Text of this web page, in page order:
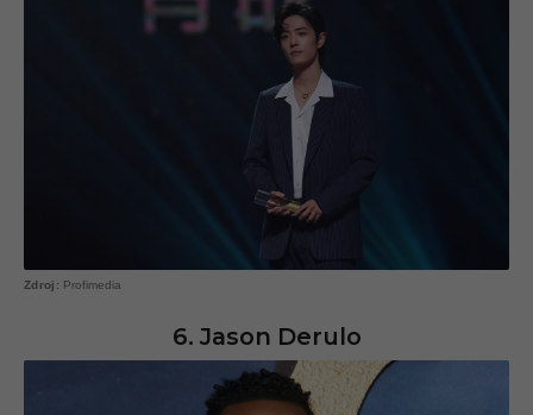
Profimedia
6. Jason Derulo